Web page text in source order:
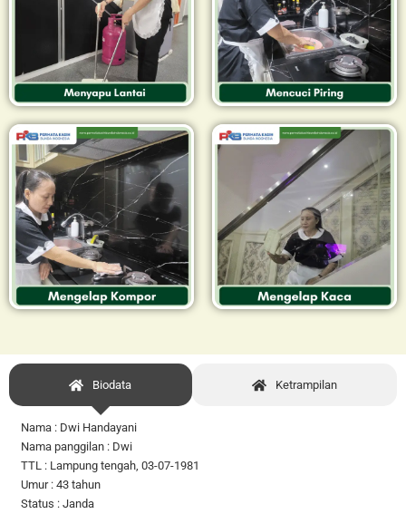
Biodata Ketrampilan
Nama : Dwi Handayani
Nama panggilan : Dwi
TTL : Lampung tengah, 03-07-1981
Umur : 43 tahun
Status : Janda